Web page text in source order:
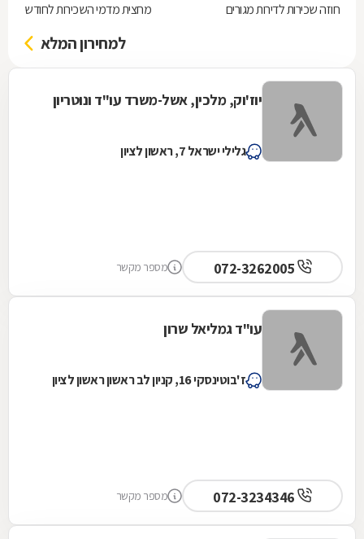
חוזה שכירות לדירות מגורים
מחצית מדמי השכירות לחודש
למחירון המלא
יוז'וק, מלכין, אשל-משרד עו"ד ונוטריון
גלילי ישראל 7, ראשון לציון
מספר מקשר
עו"ד גמליאל שרון
ז'בוטינסקי 16, קניון לב ראשון ראשון לציון
מספר מקשר